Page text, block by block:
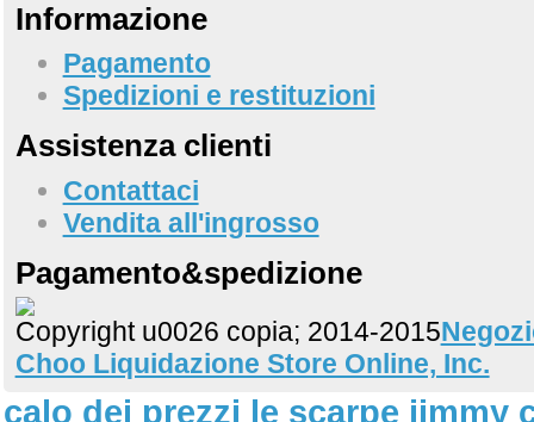
Informazione
Pagamento
Spedizioni e restituzioni
Assistenza clienti
Contattaci
Vendita all'ingrosso
Pagamento&spedizione
Copyright u0026 copia; 2014-2015
Choo Liquidazione Store Online, Inc.
calo dei prezzi le scarpe jimmy